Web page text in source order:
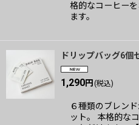
格的なコーヒー
ます。
ドリップバッグ6個
1,290円 (税込)
６種類のブレン
ット。 本格的な